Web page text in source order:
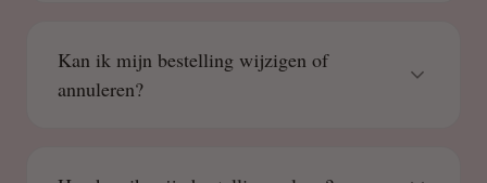
Kan ik mijn bestelling wijzigen of
annuleren?